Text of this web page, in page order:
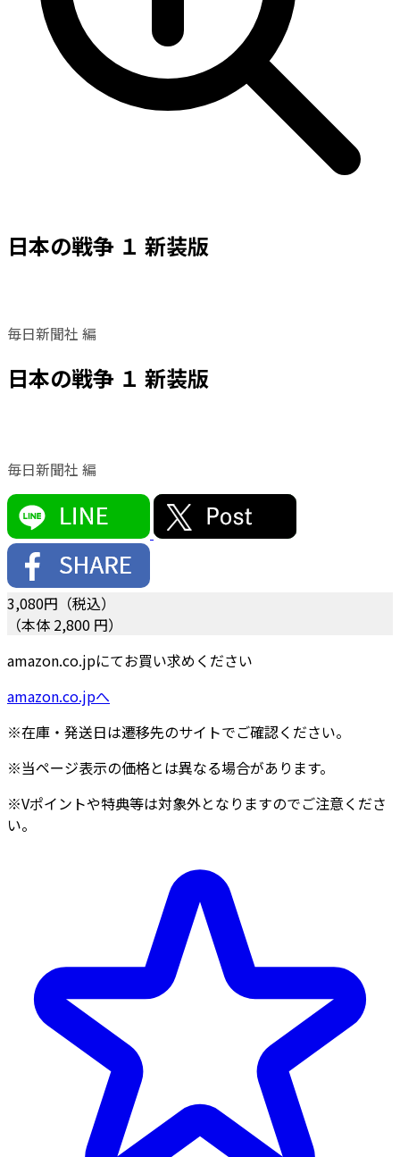
日本の戦争 １ 新装版
毎日新聞社 編
日本の戦争 １ 新装版
毎日新聞社 編
3,080円（税込）
（本体 2,800 円）
amazon.co.jpにてお買い求めください
amazon.co.jpへ
※在庫・発送日は遷移先のサイトでご確認ください。
※当ページ表示の価格とは異なる場合があります。
※Vポイントや特典等は対象外となりますのでご注意くださ
い。